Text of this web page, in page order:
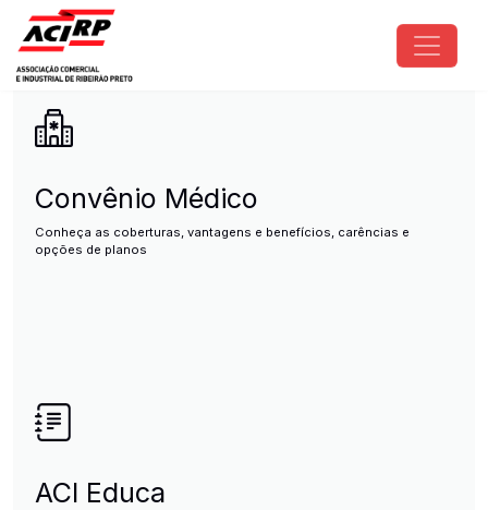
Pular para o conteúdo principal
ACIRP - Associação Comercial
Convênio Médico
Conheça as coberturas, vantagens e benefícios, carências e
opções de planos
ACI Educa